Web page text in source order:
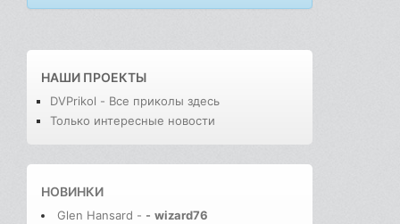
НАШИ ПРОЕКТЫ
DVPrikol - Все приколы здесь
Только интересные новости
НОВИНКИ
Glen Hansard - - wizard76